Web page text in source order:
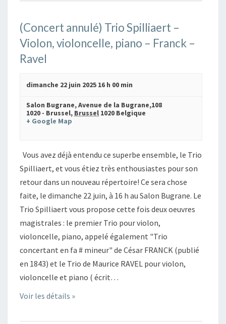
(Concert annulé) Trio Spilliaert –
Violon, violoncelle, piano – Franck –
Ravel
dimanche 22 juin 2025 16 h 00 min
Salon Bugrane,Avenue de la Bugrane,108
1020 - Brussel, Brussel 1020 Belgique
+ Google Map
Vous avez déjà entendu ce superbe ensemble, le Trio
Spilliaert, et vous étiez très enthousiastes pour son
retour dans un nouveau répertoire! Ce sera chose
faite, le dimanche 22 juin, à 16 h au Salon Bugrane. Le
Trio Spilliaert vous propose cette fois deux oeuvres
magistrales : le premier Trio pour violon,
violoncelle, piano, appelé également "Trio
concertant en fa # mineur" de César FRANCK (publié
en 1843) et le Trio de Maurice RAVEL pour violon,
violoncelle et piano ( écrit…
Voir les détails »